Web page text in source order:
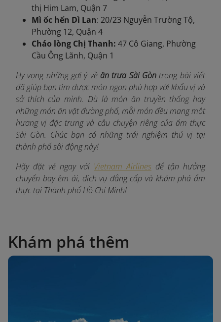
thị Him Lam, Quận 7
Mì ốc hến Dì Lan: 20/23 Nguyễn Trường Tộ,
Phường 12, Quận 4
Cháo lòng Chị Thanh: 47 Cô Giang, Phường
Cầu Ông Lãnh, Quận 1
Hy vọng những gợi ý về ăn trưa Sài Gòn trong bài viết
đã giúp bạn tìm được món ngon phù hợp với khẩu vị và
sở thích của mình. Dù là món ăn truyền thống hay
những món ăn vặt đường phố, mỗi món đều mang một
hương vị đặc trưng và câu chuyện riêng của ẩm thực
Sài Gòn. Chúc bạn có những trải nghiệm thú vị tại
thành phố sôi động này!
Hãy đặt vé ngay với Vietnam Airlines để tận hưởng
chuyến bay êm ái, dịch vụ đẳng cấp và khám phá ẩm
thực tại Thành phố Hồ Chí Minh!
Khám phá thêm